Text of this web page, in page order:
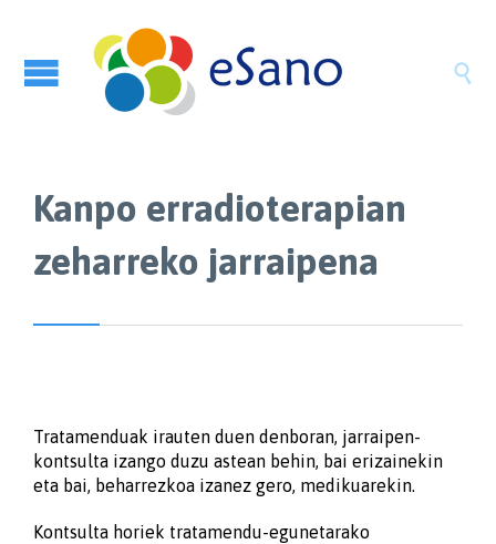

Kanpo erradioterapian
zeharreko jarraipena
Tratamenduak irauten duen denboran, jarraipen-
kontsulta izango duzu astean behin, bai erizainekin
eta bai, beharrezkoa izanez gero, medikuarekin.
Kontsulta horiek tratamendu-egunetarako